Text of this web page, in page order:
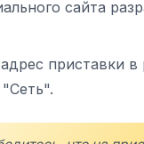
сайта
приставки